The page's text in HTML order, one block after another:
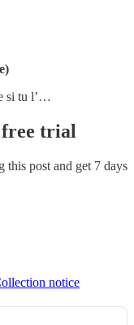
si tu l’…
free trial
this post and get 7 days
notice